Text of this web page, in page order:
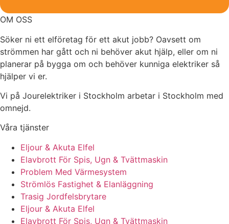
OM OSS
Söker ni ett elföretag för ett akut jobb? Oavsett om
strömmen har gått och ni behöver akut hjälp, eller om ni
planerar på bygga om och behöver kunniga elektriker så
hjälper vi er.
Vi på Jourelektriker i Stockholm arbetar i Stockholm med
omnejd.
Våra tjänster
Eljour & Akuta Elfel
Elavbrott För Spis, Ugn & Tvättmaskin
Problem Med Värmesystem
Strömlös Fastighet & Elanläggning
Trasig Jordfelsbrytare
Eljour & Akuta Elfel
Elavbrott För Spis, Ugn & Tvättmaskin